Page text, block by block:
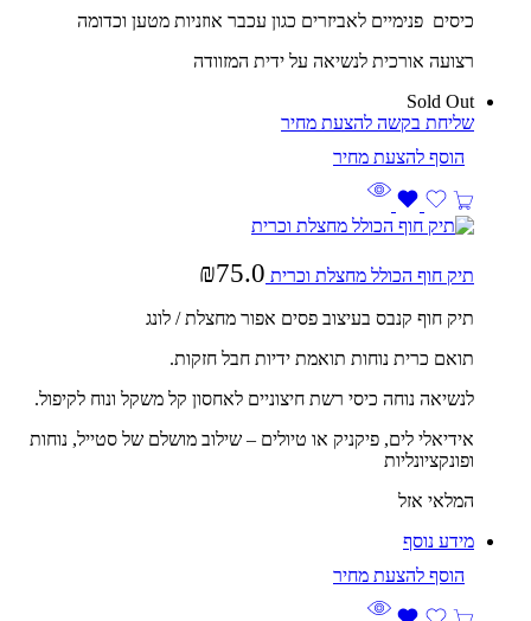
כיסים פנימיים לאביזרים כגון עכבר אוזניות מטען וכדומה
רצועה אורכית לנשיאה על ידית המזוודה
Sold Out
שליחת בקשה להצעת מחיר
תיק חוף הכולל מחצלת וכרית ₪75.0
תיק חוף קנבס בעיצוב פסים אפור מחצלת / לונג
תואם כרית נוחות תואמת ידיות חבל חזקות.
לנשיאה נוחה כיסי רשת חיצוניים לאחסון קל משקל ונוח לקיפול.
אידיאלי לים, פיקניק או טיולים – שילוב מושלם של סטייל, נוחות
ופונקציונליות
המלאי אזל
מידע נוסף